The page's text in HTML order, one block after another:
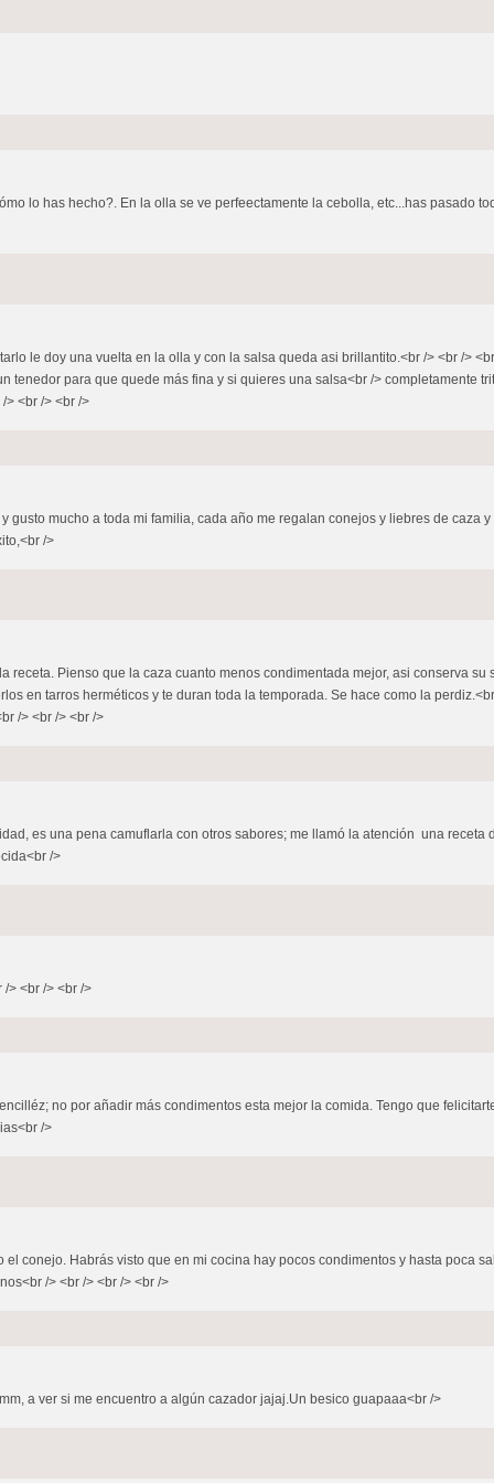
lo has hecho?. En la olla se ve perfeectamente la cebolla, etc...has pasado
le doy una vuelta en la olla y con la salsa queda asi brillantito.<br /> <br />
tenedor para que quede más fina y si quieres una salsa<br /> completamente
> <br /> <br />
gusto mucho a toda mi familia, cada año me regalan conejos y liebres de
/>
receta. Pienso que la caza cuanto menos condimentada mejor, asi conserva
en tarros herméticos y te duran toda la temporada. Se hace como la
/> <br /> <br />
es una pena camuflarla con otros sabores; me llamó la atención una
/>
/> <br /> <br />
no por añadir más condimentos esta mejor la comida. Tengo que
/>
conejo. Habrás visto que en mi cocina hay pocos condimentos y hasta poca
/> <br /> <br /> <br />
a ver si me encuentro a algún cazador jajaj.Un besico guapaaa<br />